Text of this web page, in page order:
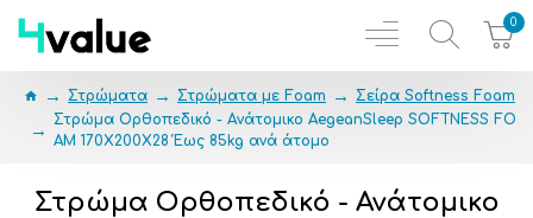
0
Στρώματα Στρώματα με Foam
Σείρα Softness Foam
Στρώμα Ορθοπεδικό - Ανάτομικο AegeanSleep SOFTNESS FO
AM 170X200X28 Έως 85kg ανά άτομο
Στρώμα Ορθοπεδικό - Ανάτομικο